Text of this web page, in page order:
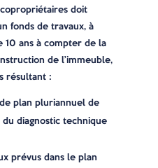
doit
fonds de travaux, à
10 ans à compter de la
de l’immeuble,
résultant :
plan pluriannuel de
diagnostic technique
prévus dans le plan